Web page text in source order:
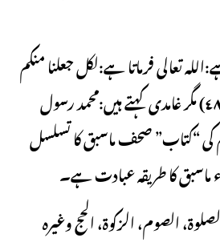
تعالی فرماتا ہے:لكل جعلنا منكم
شرعة و منهاجا (المائدة ٤٨) مگر غامدی کہتے ہیں:محمد رسول
کی “کتاب” صحف ماسبق کا تسلسل
کا طریقہ عبادت ہے۔
الصوم، الزکوة، الحج وغیرہ